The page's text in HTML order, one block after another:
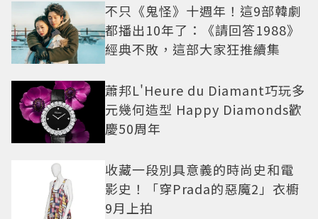
不只《鬼怪》十週年！這9部韓劇
都播出10年了：《請回答1988》
經典不敗，這部大家狂推續集
蕭邦L'Heure du Diamant巧玩多
元幾何造型 Happy Diamonds歡
慶50周年
收藏一段別具意義的時尚史和電
影史！「穿Prada的惡魔2」衣櫥
9月上拍